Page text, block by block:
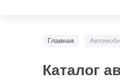
Главная
Каталог